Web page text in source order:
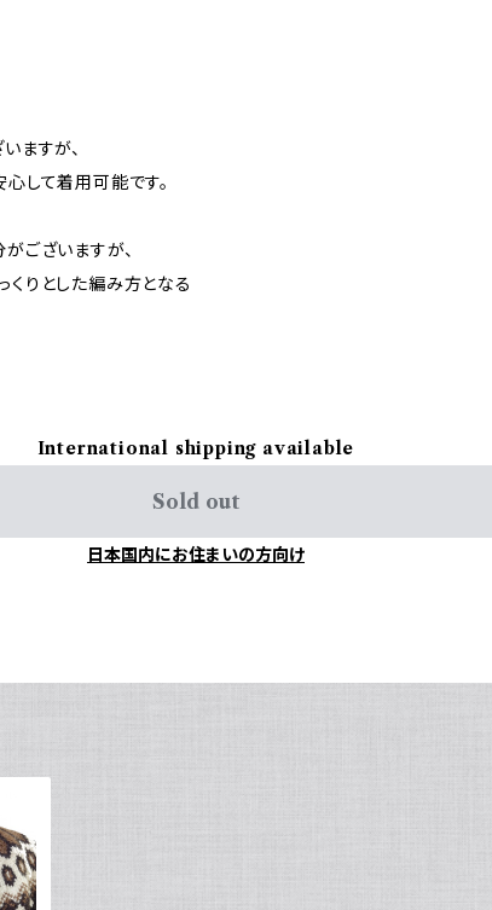
ますが、
して着用可能です。
ございますが、
りとした編み方となる
International shipping available
Sold out
日本国内にお住まいの方向け